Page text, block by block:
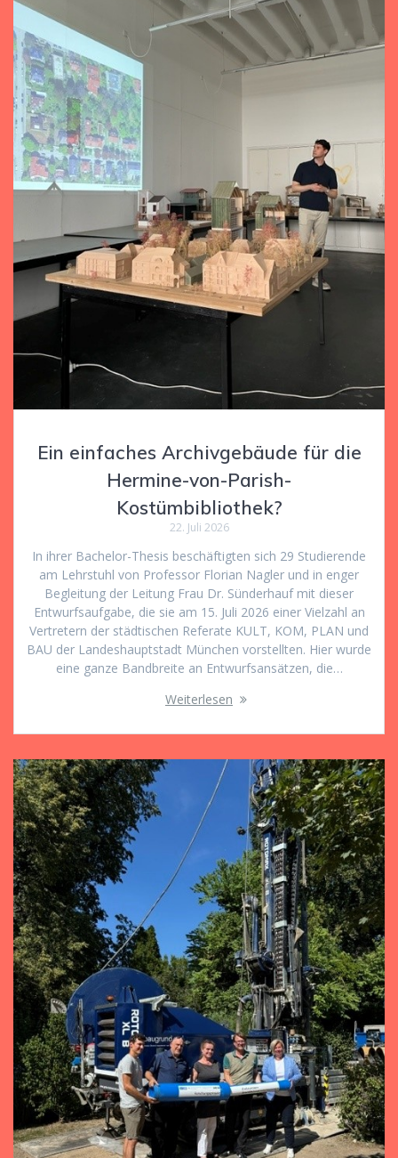
Ein einfaches Archivgebäude für die
Hermine-von-Parish-
Kostümbibliothek?
22. Juli 2026
In ihrer Bachelor-Thesis beschäftigten sich 29 Studierende
am Lehrstuhl von Professor Florian Nagler und in enger
Begleitung der Leitung Frau Dr. Sünderhauf mit dieser
Entwurfsaufgabe, die sie am 15. Juli 2026 einer Vielzahl an
Vertretern der städtischen Referate KULT, KOM, PLAN und
BAU der Landeshauptstadt München vorstellten. Hier wurde
eine ganze Bandbreite an Entwurfsansätzen, die…
Weiterlesen